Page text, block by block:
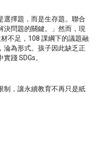
選擇題，而是生存題。聯合
決問題的關鍵。」然而，現
不足，108 課綱下的議題融
淪為形式。孩子因此缺乏正
踐 SDGs。
制，讓永續教育不再只是紙